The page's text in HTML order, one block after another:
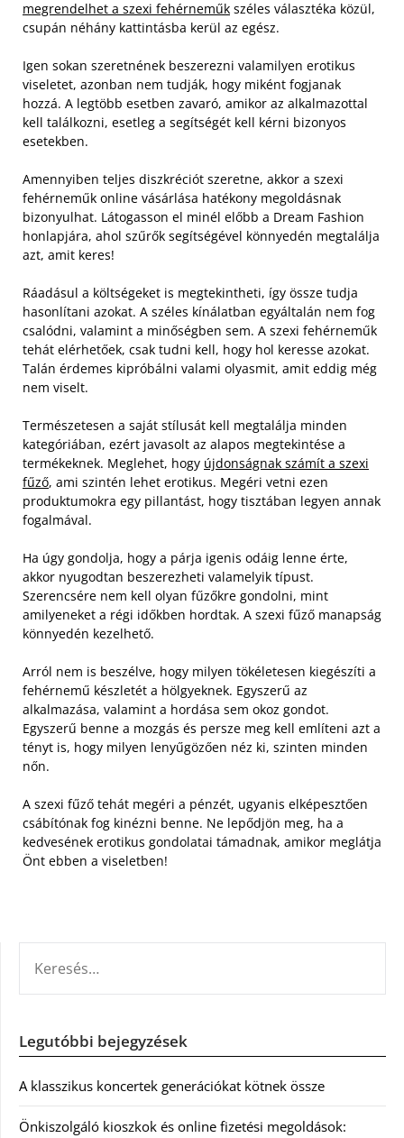
megrendelhet a szexi fehérneműk széles választéka közül,
csupán néhány kattintásba kerül az egész.
Igen sokan szeretnének beszerezni valamilyen erotikus
viseletet, azonban nem tudják, hogy miként fogjanak
hozzá. A legtöbb esetben zavaró, amikor az alkalmazottal
kell találkozni, esetleg a segítségét kell kérni bizonyos
esetekben.
Amennyiben teljes diszkréciót szeretne, akkor a szexi
fehérneműk online vásárlása hatékony megoldásnak
bizonyulhat. Látogasson el minél előbb a Dream Fashion
honlapjára, ahol szűrők segítségével könnyedén megtalálja
azt, amit keres!
Ráadásul a költségeket is megtekintheti, így össze tudja
hasonlítani azokat. A széles kínálatban egyáltalán nem fog
csalódni, valamint a minőségben sem. A szexi fehérneműk
tehát elérhetőek, csak tudni kell, hogy hol keresse azokat.
Talán érdemes kipróbálni valami olyasmit, amit eddig még
nem viselt.
Természetesen a saját stílusát kell megtalálja minden
kategóriában, ezért javasolt az alapos megtekintése a
termékeknek. Meglehet, hogy újdonságnak számít a szexi
fűző, ami szintén lehet erotikus. Megéri vetni ezen
produktumokra egy pillantást, hogy tisztában legyen annak
fogalmával.
Ha úgy gondolja, hogy a párja igenis odáig lenne érte,
akkor nyugodtan beszerezheti valamelyik típust.
Szerencsére nem kell olyan fűzőkre gondolni, mint
amilyeneket a régi időkben hordtak. A szexi fűző manapság
könnyedén kezelhető.
Arról nem is beszélve, hogy milyen tökéletesen kiegészíti a
fehérnemű készletét a hölgyeknek. Egyszerű az
alkalmazása, valamint a hordása sem okoz gondot.
Egyszerű benne a mozgás és persze meg kell említeni azt a
tényt is, hogy milyen lenyűgözően néz ki, szinten minden
nőn.
A szexi fűző tehát megéri a pénzét, ugyanis elképesztően
csábítónak fog kinézni benne. Ne lepődjön meg, ha a
kedvesének erotikus gondolatai támadnak, amikor meglátja
Önt ebben a viseletben!
Legutóbbi bejegyzések
A klasszikus koncertek generációkat kötnek össze
Önkiszolgáló kioszkok és online fizetési megoldások: